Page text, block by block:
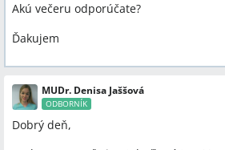
Akú večeru odporúčate?
Ďakujem
MUDr. Denisa Jaššová
ODBORNÍK
Dobrý deň,